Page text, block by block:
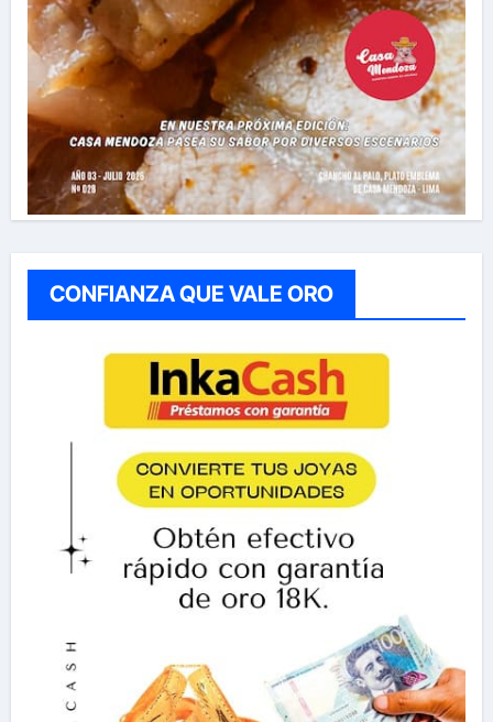
CONFIANZA QUE VALE ORO